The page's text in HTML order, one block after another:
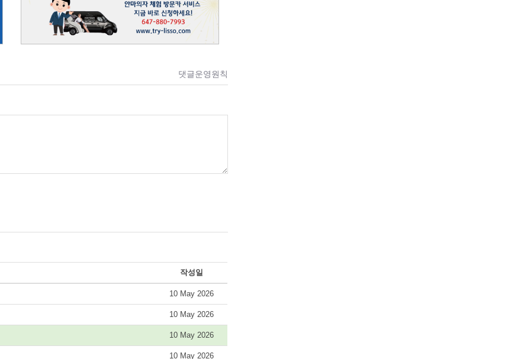
댓글운영원칙
작성일
10 May 2026
10 May 2026
10 May 2026
10 May 2026